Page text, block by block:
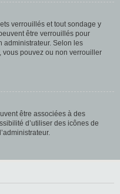
verrouillés et tout sondage y
être verrouillés pour
administrateur. Selon les
vous pouvez ou non verrouiller
être associées à des
d’utiliser des icônes de